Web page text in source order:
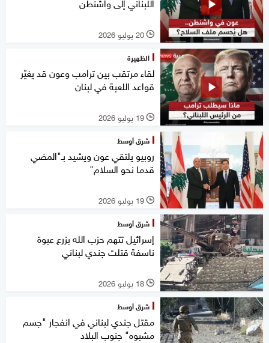
l 20 يوليو 2026
الظهيرة
لقاء مرتقب بين ترامب وعون قد يغيّر
قواعد اللعبة في لبنان
l 19 يوليو 2026
شرق أوسط
روبيو يلتقي عون ويشيد بـ"المضي
قدما نحو السلام"
l 19 يوليو 2026
شرق أوسط
إسرائيل تتهم حزب الله بزرع عبوة
ناسفة قتلت جندي لبناني
l 18 يوليو 2026
شرق أوسط
مقتل جندي لبناني في انفجار "جسم
مشبوه" جنوب البلاد